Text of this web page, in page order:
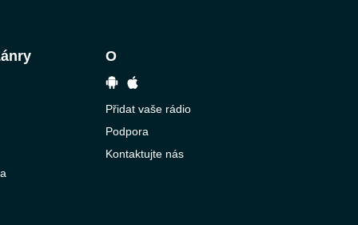
O
Přidat vaše rádio
Podpora
Kontaktujte nás